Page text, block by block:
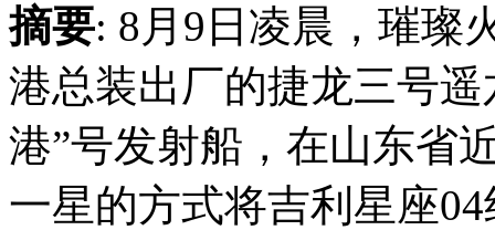
摘要: 8月9日凌晨，璀璨
港总装出厂的捷龙三号
港”号发射船，在山东省
一星的方式将吉利星座